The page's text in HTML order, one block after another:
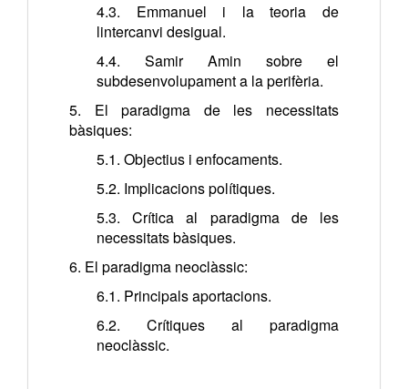
4.3. Emmanuel i la teoria de
lintercanvi desigual.
4.4. Samir Amin sobre el
subdesenvolupament a la perifèria.
5. El paradigma de les necessitats
bàsiques:
5.1. Objectius i enfocaments.
5.2. Implicacions polítiques.
5.3. Crítica al paradigma de les
necessitats bàsiques.
6. El paradigma neoclàssic:
6.1. Principals aportacions.
6.2. Crítiques al paradigma
neoclàssic.